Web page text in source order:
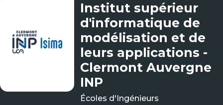
Institut supérieur
d'informatique de
modélisation et de
leurs applications -
Clermont Auvergne
INP
Écoles d'Ingénieurs